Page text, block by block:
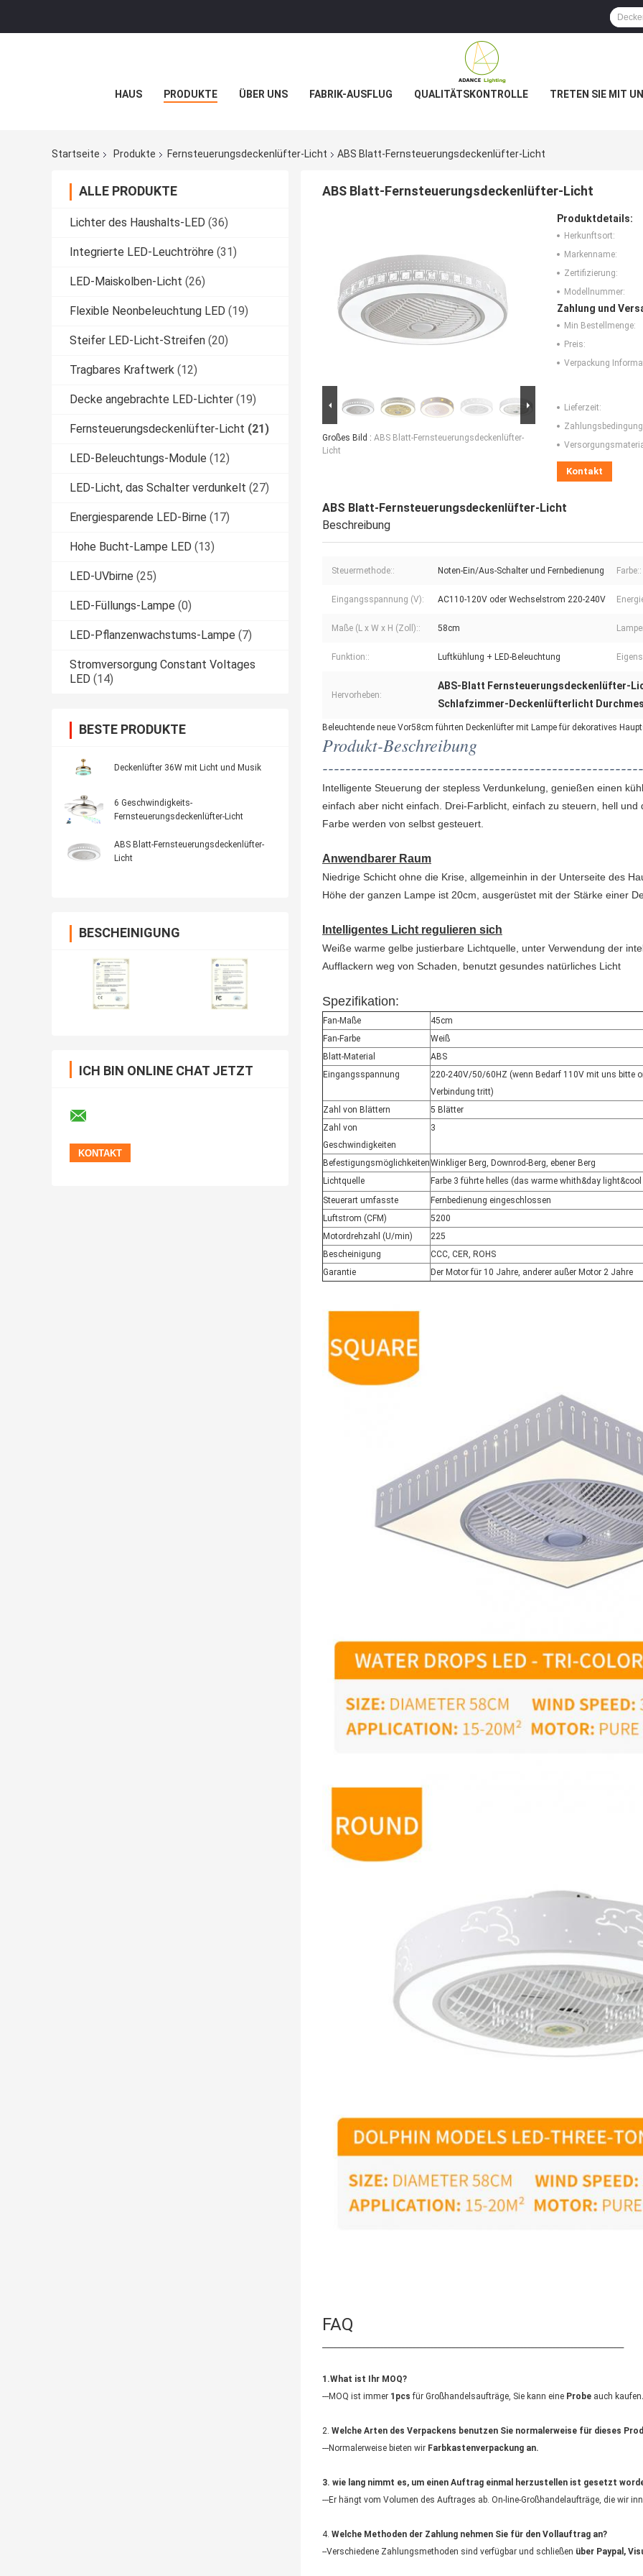
HAUS PRODUKTE ÜBER UNS FABRIK-AUSFLUG QUALITÄTSKONTROLLE TRETEN SIE MIT
Startseite Produkte Fernsteuerungsdeckenlüfter-Licht ABS Blatt-Fernsteuerungsdeckenlüfter-Licht
ALLE PRODUKTE
Lichter des Haushalts-LED (36)
Integrierte LED-Leuchtröhre (31)
LED-Maiskolben-Licht (26)
Flexible Neonbeleuchtung LED (19)
Steifer LED-Licht-Streifen (20)
Tragbares Kraftwerk (12)
Decke angebrachte LED-Lichter (19)
Fernsteuerungsdeckenlüfter-Licht (21)
LED-Beleuchtungs-Module (12)
LED-Licht, das Schalter verdunkelt (27)
Energiesparende LED-Birne (17)
Hohe Bucht-Lampe LED (13)
LED-UVbirne (25)
LED-Füllungs-Lampe (0)
LED-Pflanzenwachstums-Lampe (7)
Stromversorgung Constant Voltages
LED (14)
BESTE PRODUKTE
Deckenlüfter 36W mit Licht und Musik
6 Geschwindigkeits-
Fernsteuerungsdeckenlüfter-Licht
ABS Blatt-Fernsteuerungsdeckenlüfter-
Licht
BESCHEINIGUNG
ICH BIN ONLINE CHAT JETZT
ABS Blatt-Fernsteuerungsdeckenlüfter-Licht
Großes Bild : ABS Blatt-Fernsteuerungsdeckenlüfter-
Licht
Produktdetails:
Herkunftsort:
Markenname:
Zertifizierung:
Modellnummer:
Zahlung und
Min Bestellmenge:
Preis:
Verpackung
Lieferzeit:
Kontakt
ABS Blatt-Fernsteuerungsdeckenlüfter-Licht
Beschreibung
Steuermethode:: Noten-Ein/Aus-Schalter und Fernbedienung Farbe::
Eingangsspannung (V): AC110-120V oder Wechselstrom 220-240V
Maße (L x W x H (Zoll):: 58cm
Funktion:: Luftkühlung + LED-Beleuchtung
Hervorheben:
ABS-Blatt Fernsteuerungsdeckenlüfter-
Schlafzimmer-Deckenlüfterlicht
Beleuchtende neue Vor58cm führten Deckenlüfter mit Lampe für dekoratives
Produkt-Beschreibung
Intelligente Steuerung der stepless Verdunkelung, genießen einen
einfach aber nicht einfach. Drei-Farblicht, einfach zu steuern, hell und
Farbe werden von selbst gesteuert.
Anwendbarer Raum
Niedrige Schicht ohne die Krise, allgemeinhin in der Unterseite des
Höhe der ganzen Lampe ist 20cm, ausgerüstet mit der Stärke einer
Intelligentes Licht regulieren sich
Weiße warme gelbe justierbare Lichtquelle, unter Verwendung der
Aufflackern weg von Schaden, benutzt gesundes natürliches Licht
Spezifikation:
Fan-Maße
45cm
Fan-Farbe
Weiß
Blatt-Material
ABS
Eingangsspannung
220-240V/50/60HZ (wenn Bedarf 110V mit uns bitte
Verbindung tritt)
Zahl von Blättern
5 Blätter
Zahl von
Geschwindigkeiten
3
BefestigungsmöglichkeitenWinkliger Berg, Downrod-Berg, ebener Berg
Lichtquelle
Farbe 3 führte helles (das warme whith&day light&cool
Steuerart umfasste
Fernbedienung eingeschlossen
Luftstrom (CFM)
5200
Motordrehzahl (U/min)
225
Bescheinigung
CCC, CER, ROHS
Garantie
Der Motor für 10 Jahre, anderer außer Motor 2 Jahre
FAQ
1.What ist Ihr MOQ?
---MOQ ist immer 1pcs für Großhandelsaufträge, Sie kann eine Probe auch kaufen.
2. Welche Arten des Verpackens benutzen Sie normalerweise für dieses
---Normalerweise bieten wir Farbkastenverpackung an.
3. wie lang nimmt es, um einen Auftrag einmal herzustellen ist gesetzt
---Er hängt vom Volumen des Auftrages ab. On-line-Großhandelaufträge, die wir
4. Welche Methoden der Zahlung nehmen Sie für den Vollauftrag an?
--Verschiedene Zahlungsmethoden sind verfügbar und schließen über Paypal,